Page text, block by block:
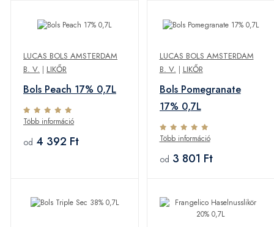
LUCAS BOLS AMSTERDAM
B. V. | LIKŐR
Bols Peach 17% 0,7L
Több információ
od 4 392 Ft
LUCAS BOLS AMSTERDAM
B. V. | LIKŐR
Bols Pomegranate
17% 0,7L
Több információ
od 3 801 Ft